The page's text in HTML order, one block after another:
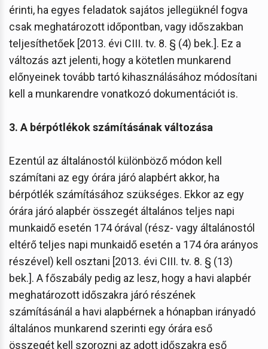
érinti, ha egyes feladatok sajátos jellegüknél fogva
csak meghatározott időpontban, vagy időszakban
teljesíthetőek [2013. évi CIII. tv. 8. § (4) bek.]. Ez a
változás azt jelenti, hogy a kötetlen munkarend
előnyeinek tovább tartó kihasználásához módosítani
kell a munkarendre vonatkozó dokumentációt is.
3. A bérpótlékok számításának változása
Ezentúl az általánostól különböző módon kell
számítani az egy órára járó alapbért akkor, ha
bérpótlék számításához szükséges. Ekkor az egy
órára járó alapbér összegét általános teljes napi
munkaidő esetén 174 órával (rész- vagy általánostól
eltérő teljes napi munkaidő esetén a 174 óra arányos
részével) kell osztani [2013. évi CIII. tv. 8. § (13)
bek.]. A főszabály pedig az lesz, hogy a havi alapbér
meghatározott időszakra járó részének
számításánál a havi alapbérnek a hónapban irányadó
általános munkarend szerinti egy órára eső
összegét kell szorozni az adott időszakra eső